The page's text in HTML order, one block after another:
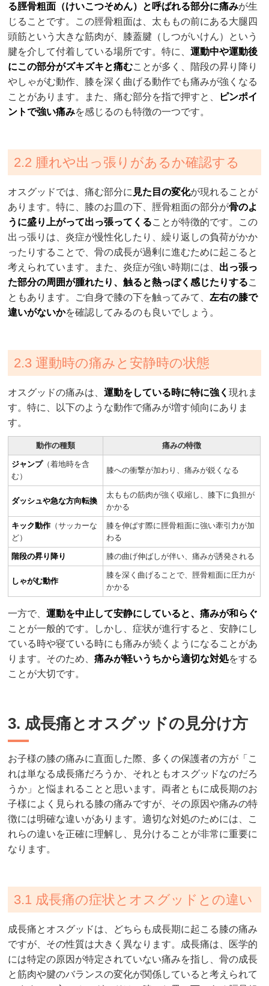
る脛骨粗面（けいこつそめん）と呼ばれる部分に痛みが生
じることです。この脛骨粗面は、太ももの前にある大腿四
頭筋という大きな筋肉が、膝蓋腱（しつがいけん）という
腱を介して付着している場所です。特に、運動中や運動後
にこの部分がズキズキと痛むことが多く、階段の昇り降り
やしゃがむ動作、膝を深く曲げる動作でも痛みが強くなる
ことがあります。また、痛む部分を指で押すと、
ピンポイ
ントで強い痛みを感じるのも特徴の一つです。
2.2 腫れや出っ張りがあるか確認する
オスグッドでは、痛む部分に 見た目の変化が現れることが
あります。特に、膝のお皿の下、脛骨粗面の部分が骨のよ
うに盛り上がって出っ張ってくることが特徴的です。この
出っ張りは、炎症が慢性化したり、繰り返しの負荷がかか
ったりすることで、骨の成長が過剰に進むために起こると
考えられています。また、炎症が強い時期には、 出っ張っ
た部分の周囲が腫れたり、触ると熱っぽく感じたりするこ
ともあります。ご自身で膝の下を触ってみて、左右の膝で
違いがないかを確認してみるのも良いでしょう。
2.3 運動時の痛みと安静時の状態
オスグッドの痛みは、運動をしている時に特に強く現れま
す。特に、以下のような動作で痛みが増す傾向にありま
す。
動作の種類 痛みの特徴
ジャンプ（着地時を含
む）
膝への衝撃が加わり、痛みが鋭くなる
ダッシュや急な方向転換
太ももの筋肉が強く収縮し、膝下に負担が
かかる
キック動作 （サッカーな
ど）
膝を伸ばす際に脛骨粗面に強い牽引力が加
わる
階段の昇り降り 膝の曲げ伸ばしが伴い、痛みが誘発される
しゃがむ動作
膝を深く曲げることで、脛骨粗面に圧力が
かかる
一方で、運動を中止して安静にしていると、痛みが和らぐ
ことが一般的です。しかし、症状が進行すると、安静にし
ている時や寝ている時にも痛みが続くようになることがあ
ります。そのため、痛みが軽いうちから適切な対処をする
ことが大切です。
3. 成長痛とオスグッドの見分け方
お子様の膝の痛みに直面した際、多くの保護者の方が「こ
れは単なる成長痛だろうか、それともオスグッドなのだろ
うか」と悩まれることと思います。両者ともに成長期のお
子様によく見られる膝の痛みですが、その原因や痛みの特
徴には明確な違いがあります。適切な対処のためには、こ
れらの違いを正確に理解し、見分けることが非常に重要に
なります。
3.1 成長痛の症状とオスグッドとの違い
成長痛とオスグッドは、どちらも成長期に起こる膝の痛み
ですが、その性質は大きく異なります。成長痛は、医学的
には特定の原因が特定されていない痛みを指し、骨の成長
と筋肉や腱のバランスの変化が関係していると考えられて